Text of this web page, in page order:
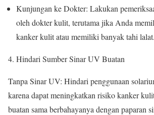
Kunjungan ke Dokter: Lakukan
oleh dokter kulit, terutama jika Anda
kanker kulit atau memiliki banyak tahi lalat.
4. Hindari Sumber Sinar UV Buatan
Tanpa Sinar UV: Hindari penggunaan
karena dapat meningkatkan risiko kanker
buatan sama berbahayanya dengan paparan